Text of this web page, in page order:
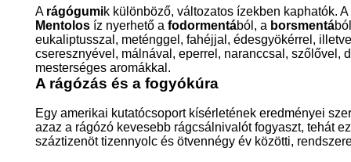
A rágógumik különböző, változatos ízekben kaphatók.
Mentolos íz nyerhető a fodormentából, a borsmentá
eukaliptusszal, meténggel, fahéjjal, édesgyökérrel,
cseresznyével, málnával, eperrel, naranccsal, szőlővel,
mesterséges aromákkal.
A rágózás és a fogyókúra
Egy amerikai kutatócsoport kísérletének eredményei
azaz a rágózó kevesebb rágcsálnivalót fogyaszt, tehát
száztizenöt tizennyolc és ötvennégy év közötti,